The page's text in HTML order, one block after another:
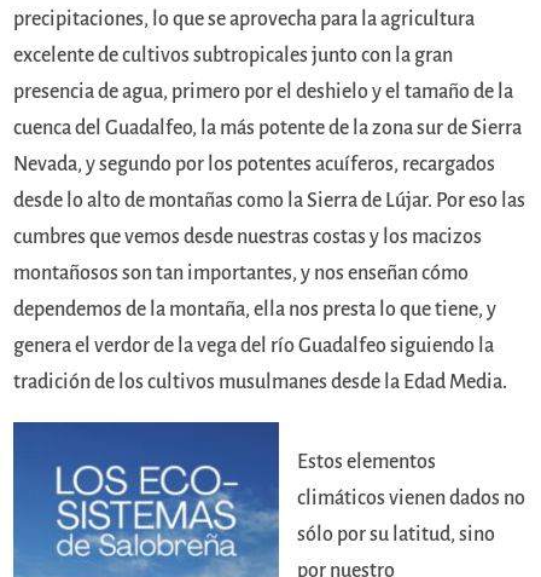
precipitaciones, lo que se aprovecha para la agricultura
excelente de cultivos subtropicales junto con la gran
presencia de agua, primero por el deshielo y el tamaño de la
cuenca del Guadalfeo, la más potente de la zona sur de Sierra
Nevada, y segundo por los potentes acuíferos, recargados
desde lo alto de montañas como la Sierra de Lújar. Por eso las
cumbres que vemos desde nuestras costas y los macizos
montañosos son tan importantes, y nos enseñan cómo
dependemos de la montaña, ella nos presta lo que tiene, y
genera el verdor de la vega del río Guadalfeo siguiendo la
tradición de los cultivos musulmanes desde la Edad Media.
Estos elementos
climáticos vienen dados no
sólo por su latitud, sino
por nuestro